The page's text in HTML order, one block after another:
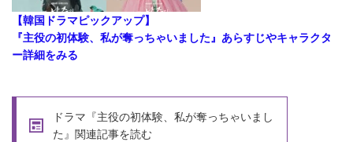
【韓国ドラマピックアップ】
『主役の初体験、私が奪っちゃいました』あらすじやキャラクタ
ー詳細をみる
ドラマ『主役の初体験、私が奪っちゃいまし
た』関連記事を読む